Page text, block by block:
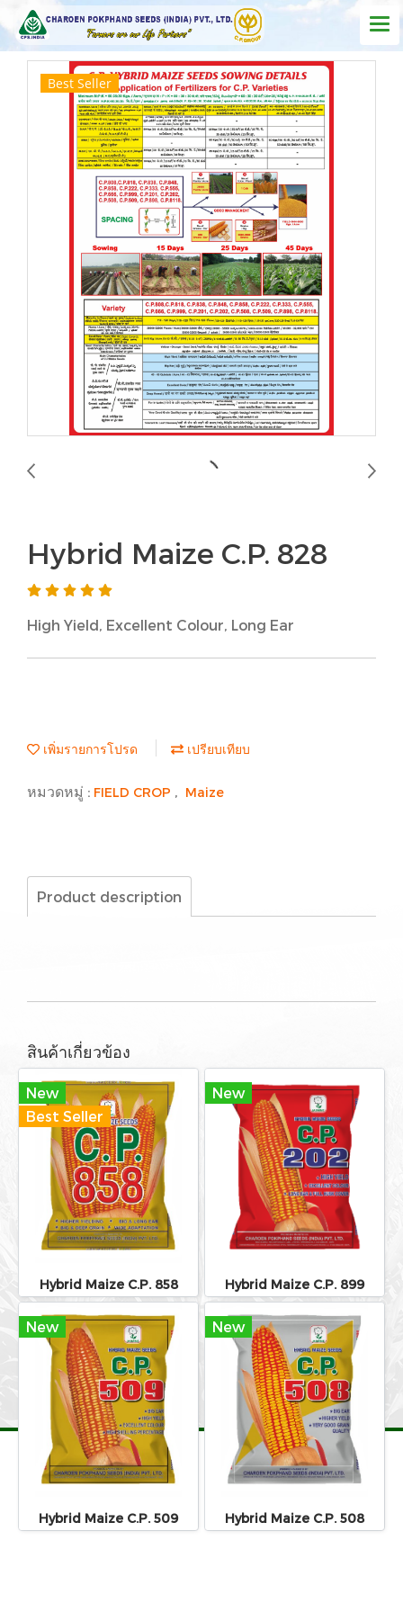
Best Seller
Hybrid Maize C.P. 828
High Yield, Excellent Colour, Long Ear
เพิ่มรายการโปรด เปรียบเทียบ
หมวดหมู่ : FIELD CROP , Maize
Product description
สินค้าเกี่ยวข้อง
New
Best Seller
Hybrid Maize C.P. 858
New
Hybrid Maize C.P. 899
New
Hybrid Maize C.P. 509
New
Hybrid Maize C.P. 508